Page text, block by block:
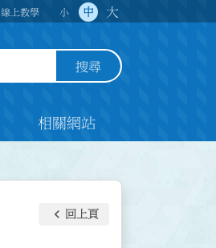
線上教學 小 中 大
搜尋
相關網站
keyboard_arrow_left 回上頁